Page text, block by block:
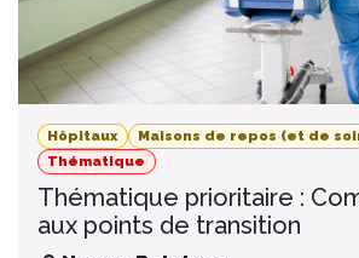
Hôpitaux
Maisons de repos (et de
Thématique
Thématique prioritaire :
aux points de transition